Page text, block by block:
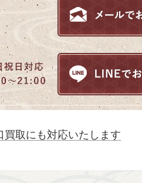
買取にも対応いたします